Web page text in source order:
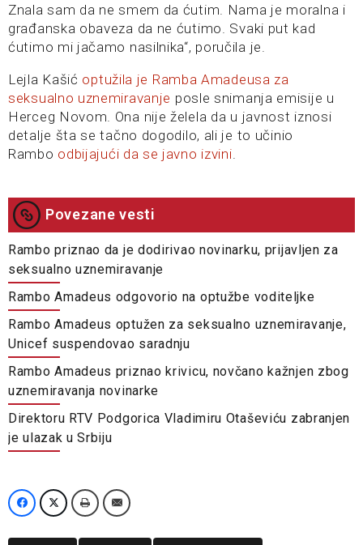
Znala sam da ne smem da ćutim. Nama je moralna i
građanska obaveza da ne ćutimo. Svaki put kad
ćutimo mi jačamo nasilnika“, poručila je.
Lejla Kašić optužila je Ramba Amadeusa za
seksualno uznemiravanje posle snimanja emisije u
Herceg Novom. Ona nije želela da u javnost iznosi
detalje šta se tačno dogodilo, ali je to učinio
Rambo odbijajući da se javno izvini
Povezane vesti
Rambo priznao da je dodirivao novinarku, prijavljen za
seksualno uznemiravanje
Rambo Amadeus odgovorio na optužbe voditeljke
Rambo Amadeus optužen za seksualno uznemiravanje,
Unicef suspendovao saradnju
Rambo Amadeus priznao krivicu, novčano kažnjen zbog
uznemiravanja novinarke
Direktoru RTV Podgorica Vladimiru Otaševiću zabranjen
je ulazak u Srbiju